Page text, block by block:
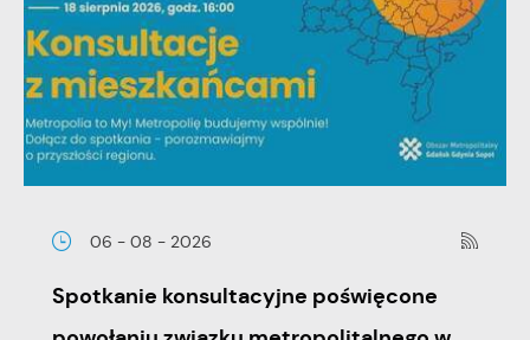
06 - 08 - 2026
Spotkanie konsultacyjne poświęcone